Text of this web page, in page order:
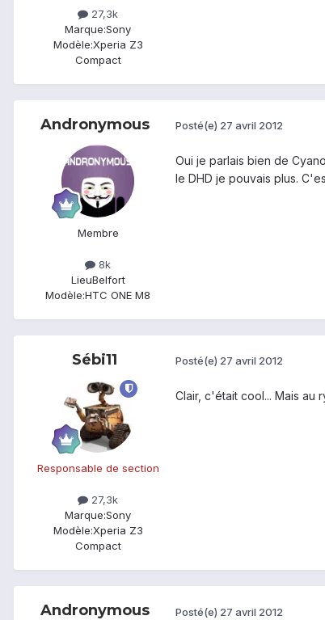
27,3k
Marque:Sony
Modèle:Xperia Z3
Compact
Andronymous
Membre
8k
LieuBelfort
Modèle:HTC ONE M8
Posté(e) 27 avril 2012
Oui je parlais bien de
le DHD je pouvais plus.
Sébi11
Responsable de section
27,3k
Marque:Sony
Modèle:Xperia Z3
Compact
Posté(e) 27 avril 2012
Clair, c'était cool... Mais au
Andronymous Posté(e) 27 avril 2012